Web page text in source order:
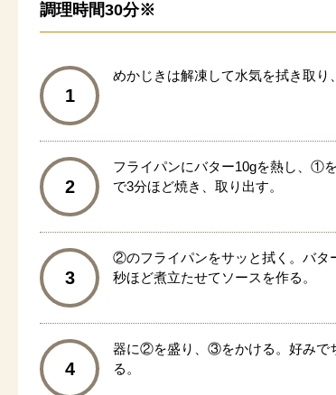
調理時間30分※
1
めかじきは解凍して水気を拭き取り
2
フライパンにバター10gを熱し、①
で3分ほど焼き、取り出す。
3
②のフライパンをサッと拭く。バタ
秒ほど煮立たせてソースを作る。
4
器に②を盛り、③をかける。好みで
る。